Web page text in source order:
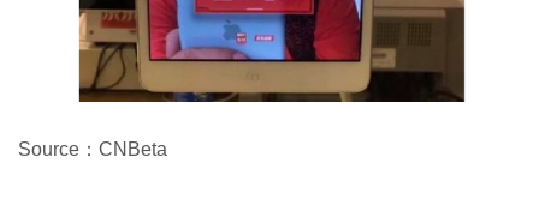
Source：CNBeta